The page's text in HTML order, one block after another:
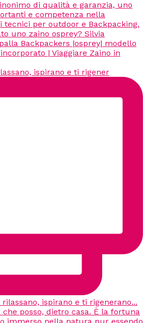
ispirano e ti rigener